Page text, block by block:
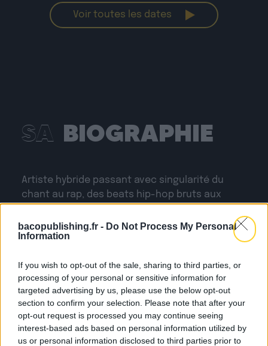
bacopublishing.fr - Do Not Process My Personal
Information
If you wish to opt-out of the sale, sharing to third parties, or
processing of your personal or sensitive information for
targeted advertising by us, please use the below opt-out
section to confirm your selection. Please note that after your
opt-out request is processed you may continue seeing
interest-based ads based on personal information utilized by
us or personal information disclosed to third parties prior to
Voir toutes les dates
SA BIOGRAPHIE
Artiste hybride passant avec singularité du
chant au rap, des beats hip-hop bruts aux
son énergie communicative, emporte
facilement le public dans son univers solaire.
acoustique, qui renforce les sonorités soul et
chaleureuses de sa musique et apporte un
groove aux productions hip-hop. Son rap est
fédérateur et parle à toutes les générations
comme l’atteste son succès, tant sur les
scènes des Authentiks en première partie d’IAM